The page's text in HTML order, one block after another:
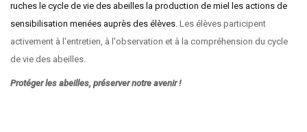
ruches le cycle de vie des abeilles la production de miel les actions de
sensibilisation menées auprès des élèves. Les élèves participent
activement à l'entretien, à l'observation et à la compréhension du cycle
de vie des abeilles.
Protéger les abeilles, préserver notre avenir !